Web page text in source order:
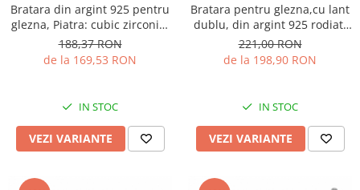
Bratara din argint 925 pentru
glezna, Piatra: cubic zirconia,
Culoare: transparent,Sonis
Silver
188,37 RON
de la 169,53 RON
IN STOC
VEZI VARIANTE
Bratara pentru glezna,cu lant
dublu, din argint 925 rodiat,
Piatra: cubic zirconia, Culoare:
transparenta, Sonis Silver
221,00 RON
de la 198,90 RON
IN STOC
VEZI VARIANTE